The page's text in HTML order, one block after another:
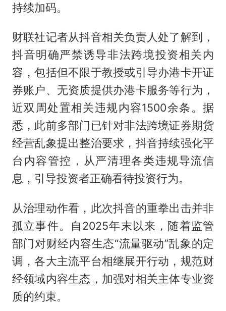
持续加码。
财联社记者从抖音相关负责人处了解到，
抖音明确严禁诱导非法跨境投资相关内
容，包括但不限于教授或引导办港卡开证
券账户、无资质提供办港卡服务等行为，
近双周处置相关违规内容1500余条。据
悉，此前多部门已针对非法跨境证券期货
经营乱象提出整治要求，抖音持续强化平
台内容管控，从严清理各类违规导流信
息，引导投资者正确看待投资行为。
从治理动作看，此次抖音的重拳出击并非
孤立事件。自2025年末以来，随着监管
部门对财经内容生态“流量驱动”乱象的定
调，各大主流平台相继展开行动，规范财
经领域内容生态，加强对相关主体专业资
质的约束。